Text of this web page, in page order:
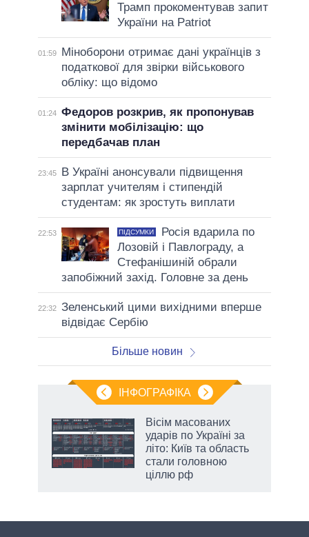
Трамп прокоментував запит
України на Patriot
01:59
Міноборони отримає дані українців з
податкової для звірки військового
обліку: що відомо
01:24 Федоров розкрив, як пропонував
змінити мобілізацію: що
передбачав план
23:45
В Україні анонсували підвищення
зарплат учителям і стипендій
студентам: як зростуть виплати
22:53 ПІДСУМКИ
Росія вдарила по
Лозовій і Павлограду, а
Стефанішиній обрали
запобіжний захід. Головне за день
22:32 Зеленський цими вихідними вперше
відвідає Сербію
Більше новин
ІНФОГРАФІКА
Вісім масованих
ударів по Україні за
літо: Київ та область
стали головною
ціллю рф